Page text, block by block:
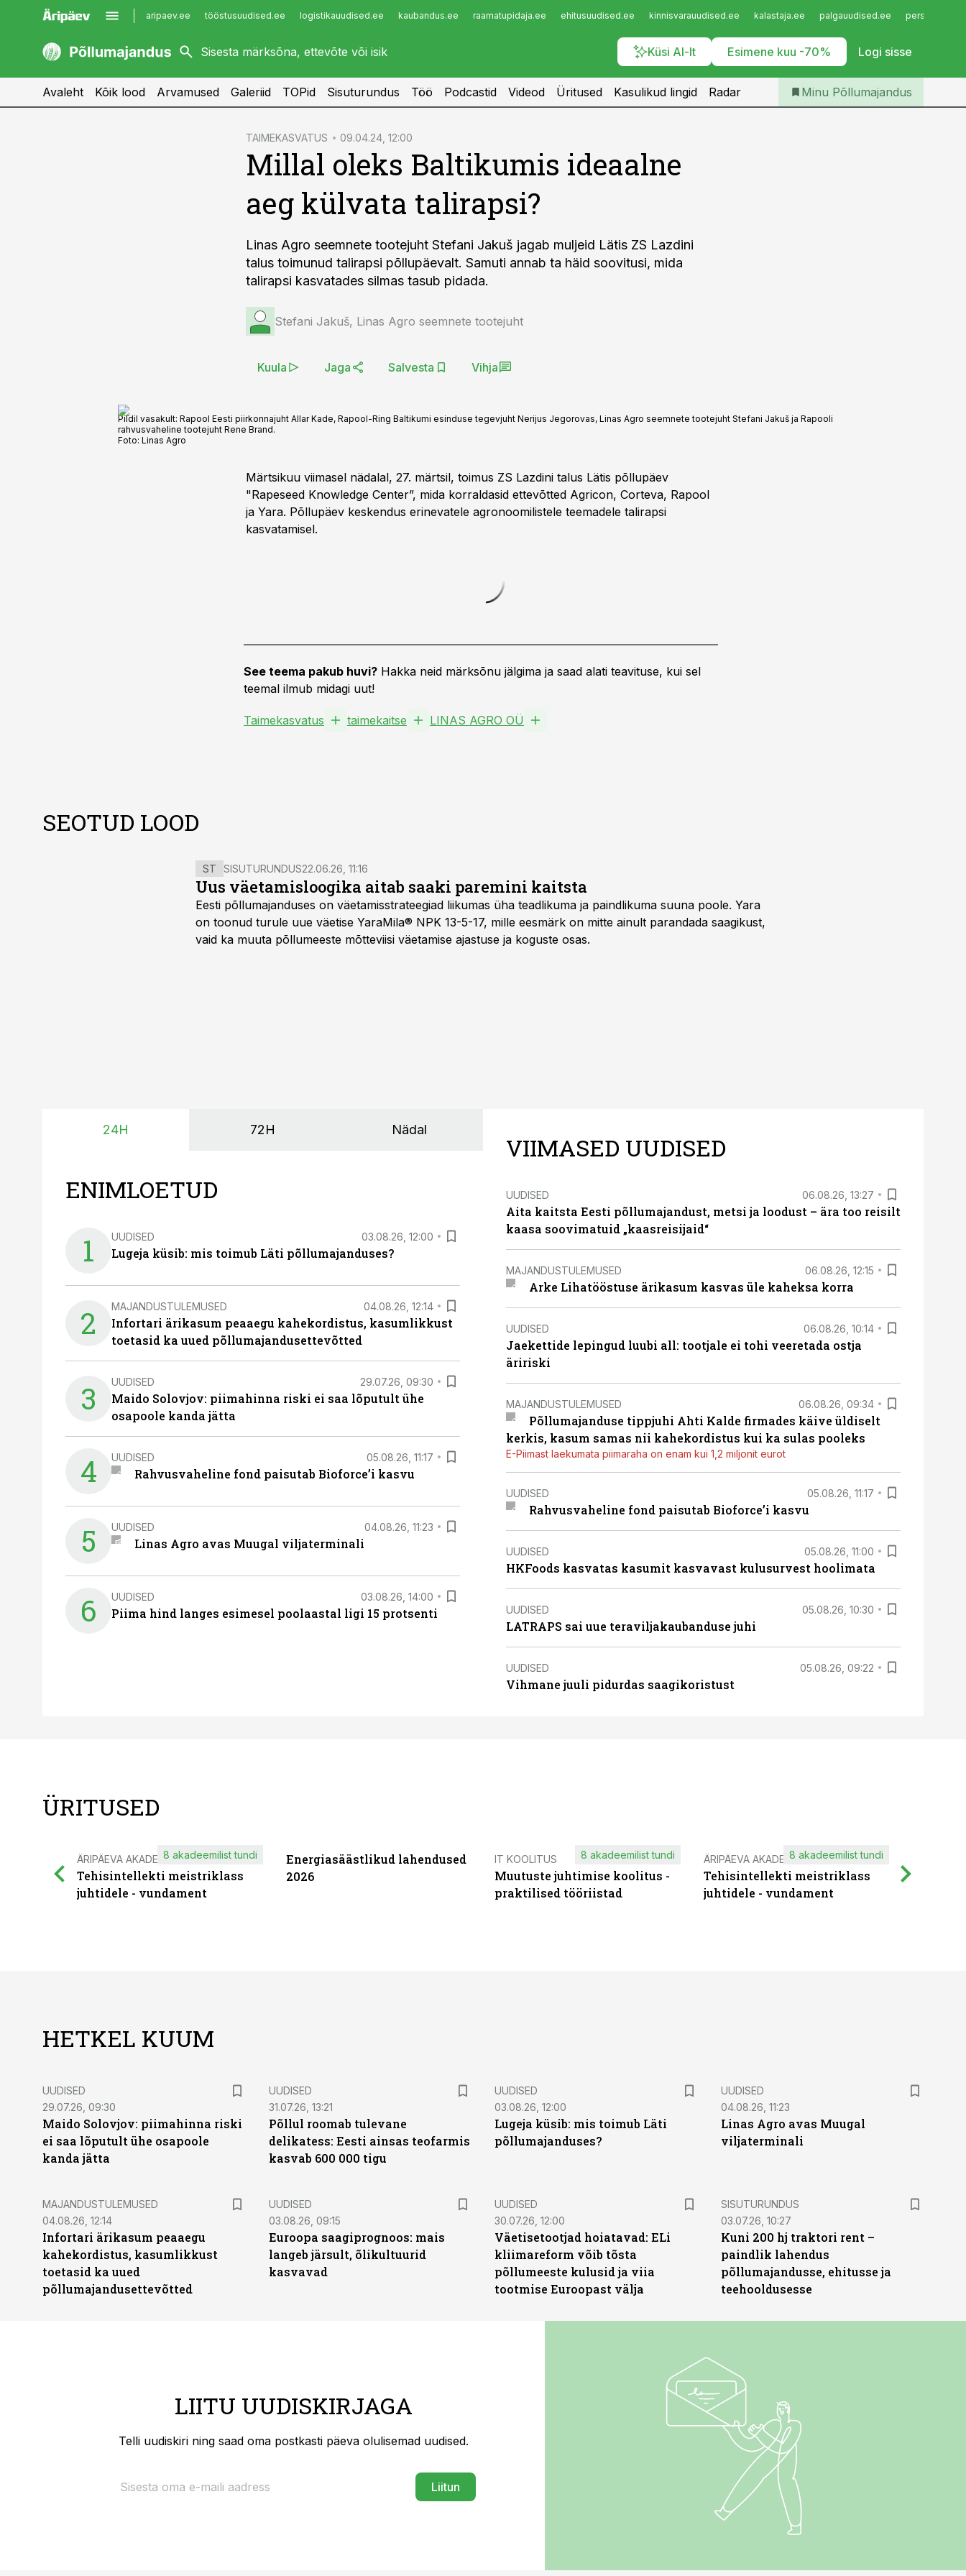
aripaev.ee tööstusuudised.ee logistikauudised.ee kaubandus.ee raamatupidaja.ee ehitusuudised.ee kinnisvarauudised.ee kalastaja.ee palgauudised.ee
Küsi AI-lt Esimene kuu -70% Logi sisse
kaubandus.ee
kinnisvarauudised.ee
imelineajalugu.ee
Infopank
Iseteenindus
Telli Põllumajandus
Avaleht Kõik lood Arvamused Galeriid TOPid Sisuturundus Töö Podcastid Videod Üritused Kasulikud lingid Radar Minu Põllumajandus
TAIMEKASVATUS 09.04.24, 12:00
Millal oleks Baltikumis ideaalne
aeg külvata talirapsi?
Linas Agro seemnete tootejuht Stefani Jakuš jagab muljeid Lätis ZS Lazdini
talus toimunud talirapsi põllupäevalt. Samuti annab ta häid soovitusi, mida
talirapsi kasvatades silmas tasub pidada.
Stefani Jakuš, Linas Agro seemnete tootejuht
Kuula Jaga Salvesta Vihja
Pildil vasakult: Rapool Eesti piirkonnajuht Allar Kade, Rapool-Ring Baltikumi esinduse tegevjuht Nerijus Jegorovas, Linas Agro seemnete tootejuht Stefani Jakuš ja Rapooli
rahvusvaheline tootejuht Rene Brand.
Foto: Linas Agro
Märtsikuu viimasel nädalal, 27. märtsil, toimus ZS Lazdini talus Lätis põllupäev
"Rapeseed Knowledge Center”, mida korraldasid ettevõtted Agricon, Corteva, Rapool
ja Yara. Põllupäev keskendus erinevatele agronoomilistele teemadele talirapsi
kasvatamisel.
See teema pakub huvi? Hakka neid märksõnu jälgima ja saad alati teavituse, kui sel
teemal ilmub midagi uut!
Taimekasvatus taimekaitse LINAS AGRO OÜ
SEOTUD LOOD
ST SISUTURUNDUS22.06.26, 11:16
Uus väetamisloogika aitab saaki paremini kaitsta
Eesti põllumajanduses on väetamisstrateegiad liikumas üha teadlikuma ja paindlikuma suuna poole. Yara
on toonud turule uue väetise YaraMila® NPK 13-5-17, mille eesmärk on mitte ainult parandada saagikust,
vaid ka muuta põllumeeste mõtteviisi väetamise ajastuse ja koguste osas.
24H 72H Nädal
ENIMLOETUD
1 UUDISED 03.08.26, 12:00
Lugeja küsib: mis toimub Läti põllumajanduses?
2 MAJANDUSTULEMUSED 04.08.26, 12:14
Infortari ärikasum peaaegu kahekordistus, kasumlikkust
toetasid ka uued põllumajandusettevõtted
3 UUDISED 29.07.26, 09:30
Maido Solovjov: piimahinna riski ei saa lõputult ühe
osapoole kanda jätta
4 UUDISED 05.08.26, 11:17
Rahvusvaheline fond paisutab Bioforce’i kasvu
5 UUDISED 04.08.26, 11:23
Linas Agro avas Muugal viljaterminali
6 UUDISED 03.08.26, 14:00
Piima hind langes esimesel poolaastal ligi 15 protsenti
VIIMASED UUDISED
UUDISED 06.08.26, 13:27
Aita kaitsta Eesti põllumajandust, metsi ja loodust – ära too reisilt
kaasa soovimatuid „kaasreisijaid“
MAJANDUSTULEMUSED 06.08.26, 12:15
Arke Lihatööstuse ärikasum kasvas üle kaheksa korra
UUDISED 06.08.26, 10:14
Jaekettide lepingud luubi all: tootjale ei tohi veeretada ostja
äririski
MAJANDUSTULEMUSED 06.08.26, 09:34
Põllumajanduse tippjuhi Ahti Kalde firmades käive üldiselt
kerkis, kasum samas nii kahekordistus kui ka sulas pooleks
E-Piimast laekumata piimaraha on enam kui 1,2 miljonit eurot
UUDISED 05.08.26, 11:17
Rahvusvaheline fond paisutab Bioforce’i kasvu
UUDISED 05.08.26, 11:00
HKFoods kasvatas kasumit kasvavast kulusurvest hoolimata
UUDISED 05.08.26, 10:30
LATRAPS sai uue teraviljakaubanduse juhi
UUDISED 05.08.26, 09:22
Vihmane juuli pidurdas saagikoristust
ÜRITUSED
ÄRIPÄEVA AKADEEMIA
Tehisintellekti meistriklass
juhtidele - vundament
8 akadeemilist tundi
Energiasäästlikud lahendused
2026
IT KOOLITUS
Muutuste juhtimise koolitus -
praktilised tööriistad
8 akadeemilist tundi ÄRIPÄEVA AKADEEMIA
Tehisintellekti meistriklass
juhtidele - vundament
8 akadeemilist tundi
HETKEL KUUM
UUDISED
29.07.26, 09:30
Maido Solovjov: piimahinna riski
ei saa lõputult ühe osapoole
kanda jätta
UUDISED
31.07.26, 13:21
Põllul roomab tulevane
delikatess: Eesti ainsas teofarmis
kasvab 600 000 tigu
UUDISED
03.08.26, 12:00
Lugeja küsib: mis toimub Läti
põllumajanduses?
UUDISED
04.08.26, 11:23
Linas Agro avas Muugal
viljaterminali
MAJANDUSTULEMUSED
04.08.26, 12:14
Infortari ärikasum peaaegu
kahekordistus, kasumlikkust
toetasid ka uued
põllumajandusettevõtted
UUDISED
03.08.26, 09:15
Euroopa saagiprognoos: mais
langeb järsult, õlikultuurid
kasvavad
UUDISED
30.07.26, 12:00
Väetisetootjad hoiatavad: ELi
kliimareform võib tõsta
põllumeeste kulusid ja viia
tootmise Euroopast välja
ST
SISUTURUNDUS
03.07.26, 10:27
Kuni 200 hj traktori rent –
paindlik lahendus
põllumajandusse, ehitusse ja
teehooldusesse
LIITU UUDISKIRJAGA
Telli uudiskiri ning saad oma postkasti päeva olulisemad uudised.
Liitun